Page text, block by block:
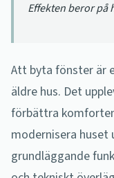
Effekten beror på
Att byta fönster är
äldre hus. Det
förbättra
modernisera huset
grundläggande